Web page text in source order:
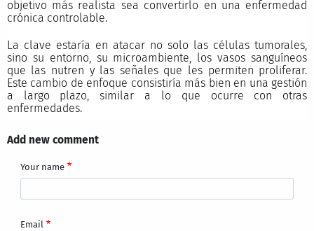
objetivo más realista sea convertirlo en una enfermedad
crónica controlable.
La clave estaría en atacar no solo las células tumorales,
sino su entorno, su microambiente, los vasos sanguíneos
que las nutren y las señales que les permiten proliferar.
Este cambio de enfoque consistiría más bien en una gestión
a largo plazo, similar a lo que ocurre con otras
enfermedades.
Add new comment
Your name
Email